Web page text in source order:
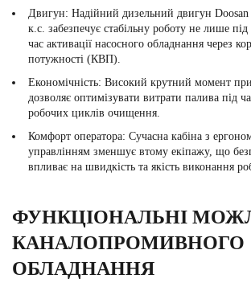
Двигун: Надійний дизельний двигун
к.с. забезпечує стабільну роботу не лише
час активації насосного обладнання через
потужності (КВП).
Економічність: Високий крутний момент
дозволяє оптимізувати витрати палива під
робочих циклів очищення.
Комфорт оператора: Сучасна кабіна з
управлінням зменшує втому екіпажу, що
впливає на швидкість та якість виконання
ФУНКЦІОНАЛЬНІ
КАНАЛОПРОМИВНОГО
ОБЛАДНАННЯ